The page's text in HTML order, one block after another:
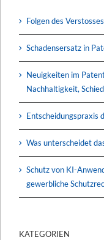
Folgen des
Schadensersatz in
Neuigkeiten im
Nachhaltigkeit,
Entscheidungspraxis
Was unterscheidet
Schutz von KI-
gewerbliche
KATEGORIEN